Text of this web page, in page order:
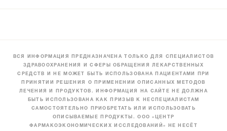
ВСЯ ИНФОРМАЦИЯ ПРЕДНАЗНАЧЕНА ТОЛЬКО ДЛЯ СПЕЦИАЛИСТОВ
ЗДРАВООХРАНЕНИЯ И СФЕРЫ ОБРАЩЕНИЯ ЛЕКАРСТВЕННЫХ
СРЕДСТВ И НЕ МОЖЕТ БЫТЬ ИСПОЛЬЗОВАНА ПАЦИЕНТАМИ ПРИ
ПРИНЯТИИ РЕШЕНИЯ О ПРИМЕНЕНИИ ОПИСАННЫХ МЕТОДОВ
ЛЕЧЕНИЯ И ПРОДУКТОВ. ИНФОРМАЦИЯ НА САЙТЕ НЕ ДОЛЖНА
БЫТЬ ИСПОЛЬЗОВАНА КАК ПРИЗЫВ К НЕСПЕЦИАЛИСТАМ
САМОСТОЯТЕЛЬНО ПРИОБРЕТАТЬ ИЛИ ИСПОЛЬЗОВАТЬ
ОПИСЫВАЕМЫЕ ПРОДУКТЫ. ООО «ЦЕНТР
ФАРМАКОЭКОНОМИЧЕСКИХ ИССЛЕДОВАНИЙ» НЕ НЕСЁТ